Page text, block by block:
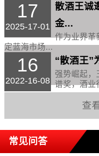
17
2025-17-01
散酒王诚
金...
作为业界革
定蓝海市场...
16
2022-16-08
“散酒王”
强势崛起，
谱奖，酒业
查
常见问答